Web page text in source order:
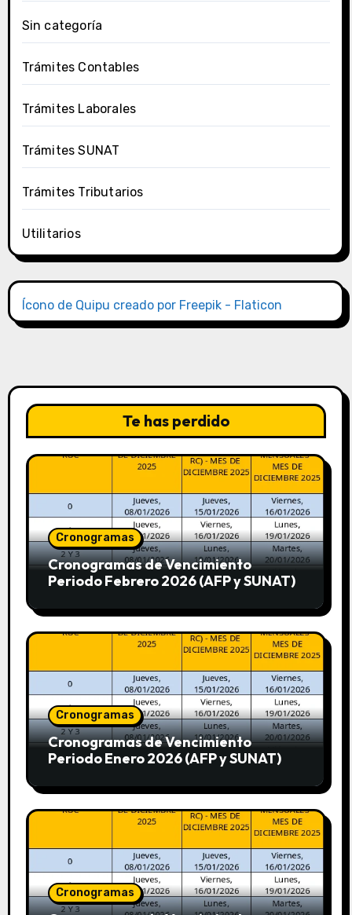
Sin categoría
Trámites Contables
Trámites Laborales
Trámites SUNAT
Trámites Tributarios
Utilitarios
Ícono de Quipu creado por Freepik - Flaticon
Te has perdido
Cronogramas
Cronogramas de Vencimiento
Periodo Febrero 2026 (AFP y SUNAT)
Cronogramas
Cronogramas de Vencimiento
Periodo Enero 2026 (AFP y SUNAT)
Cronogramas